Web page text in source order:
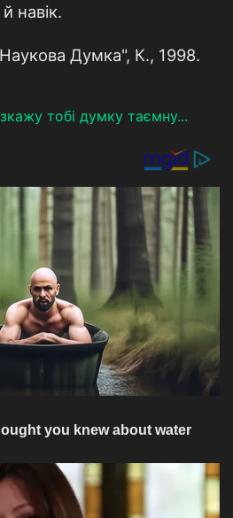
навік.
Думка", К., 1998.
тобі думку таємну...